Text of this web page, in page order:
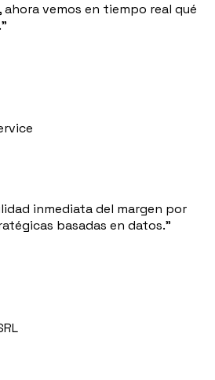
ahora vemos en tiempo real qué
inmediata del margen por
basadas en datos.”